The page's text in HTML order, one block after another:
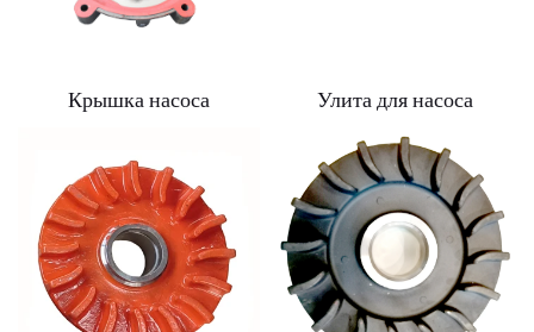
Крышка насоса Улита для насоса